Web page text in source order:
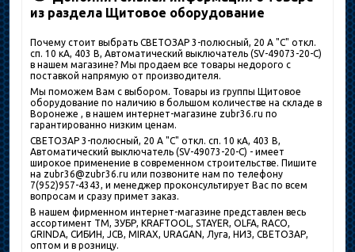
из раздела Щитовое оборудование
Почему стоит выбрать СВЕТОЗАР 3-полюсный, 20 A "C" откл.
сп. 10 кА, 403 В, Автоматический выключатель (SV-49073-20-C)
в нашем магазине? Мы продаем все товары недорого с
поставкой напрямую от производителя.
Мы поможем Вам с выбором. Товары из группы Щитовое
оборудование по наличию в большом количестве на складе в
Воронеже , в нашем интернет-магазине zubr36.ru по
гарантированно низким ценам.
СВЕТОЗАР 3-полюсный, 20 A "C" откл. сп. 10 кА, 403 В,
Автоматический выключатель (SV-49073-20-C) - имеет
широкое применение в современном строительстве. Пишите
на zubr36@zubr36.ru или позвоните нам по телефону
7(952)957-4343, и менеджер проконсультирует Вас по всем
вопросам и сразу примет заказ.
В нашем фирменном интернет-магазине представлен весь
ассортимент ТМ, ЗУБР, KRAFTOOL, STAYER, OLFA, RACO,
GRINDA, СИБИН, JCB, MIRAX, URAGAN, Луга, НИЗ, СВЕТОЗАР,
оптом и в розницу.